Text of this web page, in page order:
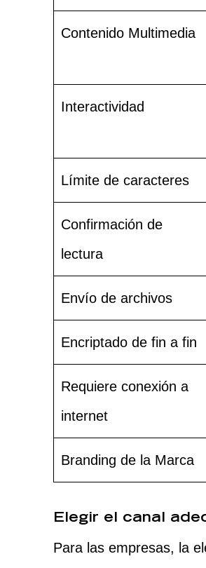
Contenido Multimedia
Interactividad
Límite de caracteres
Confirmación de
lectura
Envío de archivos
Encriptado de fin a fin
Requiere conexión a
internet
Branding de la Marca
Elegir el canal
Para las empresas, la